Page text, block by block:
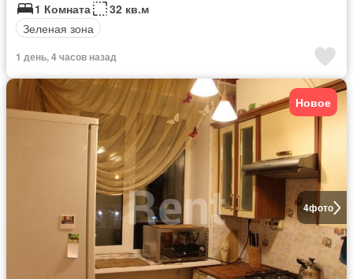
1 Комната
32 кв.м
Зеленая зона
1 день, 4 часов назад
4фото
Новое